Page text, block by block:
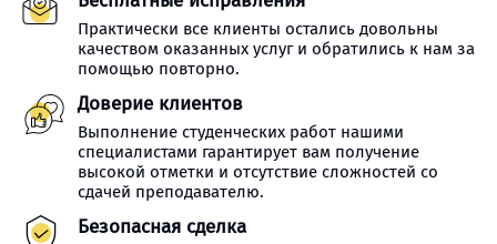
Практически все клиенты остались довольны
качеством оказанных услуг и обратились к нам за
помощью повторно.
Доверие клиентов
Выполнение студенческих работ нашими
специалистами гарантирует вам получение
высокой отметки и отсутствие сложностей со
сдачей преподавателю.
Безопасная сделка